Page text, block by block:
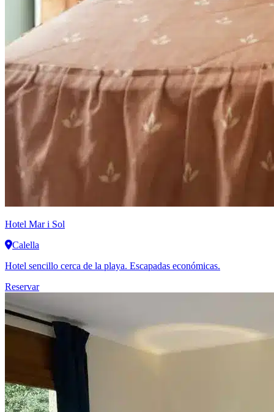
Hotel Mar i Sol
Calella
Hotel sencillo cerca de la playa. Escapadas económicas.
Reservar